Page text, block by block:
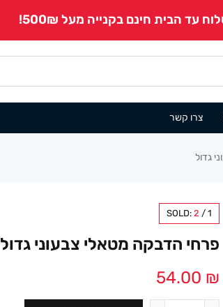
עד הבית חינם בקנייה מעל 500₪!
צרו קשר
גדול
SOLD: 2 / 1
פרחי הדבקה מטאלי צבעוני גדול
54.00 ₪